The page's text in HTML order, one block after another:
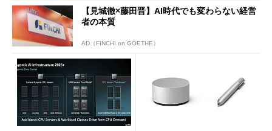
【見城徹×藤田晋】AI時代でも変わらない経営
者の本質
AD（FINCHI on GOETHE）